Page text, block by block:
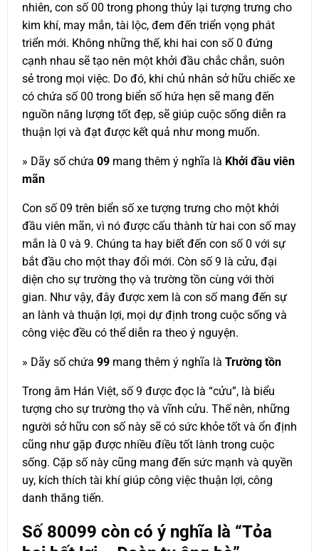
nhiên, con số 00 trong phong thủy lại tượng trưng cho
kim khí, may mắn, tài lộc, đem đến triển vọng phát
triển mới. Không những thế, khi hai con số 0 đứng
cạnh nhau sẽ tạo nên một khởi đầu chắc chắn, suôn
sẻ trong mọi việc. Do đó, khi chủ nhân sở hữu chiếc xe
có chứa số 00 trong biển số hứa hẹn sẽ mang đến
nguồn năng lượng tốt đẹp, sẽ giúp cuộc sống diễn ra
thuận lợi và đạt được kết quả như mong muốn.
» Dãy số chứa 09 mang thêm ý nghĩa là Khởi đầu viên
mãn
Con số 09 trên biển số xe tượng trưng cho một khởi
đầu viên mãn, vì nó được cấu thành từ hai con số may
mắn là 0 và 9. Chúng ta hay biết đến con số 0 với sự
bắt đầu cho một thay đổi mới. Còn số 9 là cửu, đại
diện cho sự trường thọ và trường tồn cùng với thời
gian. Như vậy, đây được xem là con số mang đến sự
an lành và thuận lợi, mọi dự định trong cuộc sống và
công việc đều có thể diễn ra theo ý nguyện.
» Dãy số chứa 99 mang thêm ý nghĩa là Trường tồn
Trong âm Hán Việt, số 9 được đọc là “cửu”, là biểu
tượng cho sự trường thọ và vĩnh cửu. Thế nên, những
người sở hữu con số này sẽ có sức khỏe tốt và ổn định
cũng như gặp được nhiều điều tốt lành trong cuộc
sống. Cặp số này cũng mang đến sức mạnh và quyền
uy, kích thích tài khí giúp công việc thuận lợi, công
danh thăng tiến.
Số 80099 còn có ý nghĩa là “Tỏa